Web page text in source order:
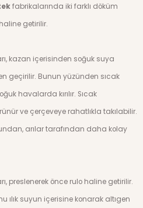
fabrikalarında iki farklı döküm
haline getirilir.
kazan içerisinden soğuk suya
geçirilir. Bunun yüzünden sıcak
havalarda kırılır. Sıcak
ve çerçeveye rahatlıkla takılabilir.
arılar tarafından daha kolay
preslenerek önce rulo haline getirilir.
ılık suyun içerisine konarak altıgen